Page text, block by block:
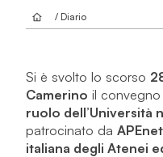
/ Diario
Si è svolto lo scorso
Camerino il convegno
ruolo dell’Università
patrocinato da
italiana degli Atenei